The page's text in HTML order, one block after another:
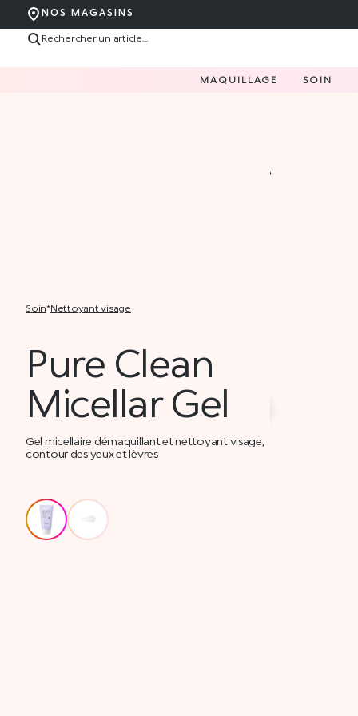
NOS MAGASINS
MAQUILLAGE SOIN
soin* nettoyant visage
Pure Clean
Micellar Gel
Gel micellaire démaquillant et nettoyant visage,
contour des yeux et lèvres